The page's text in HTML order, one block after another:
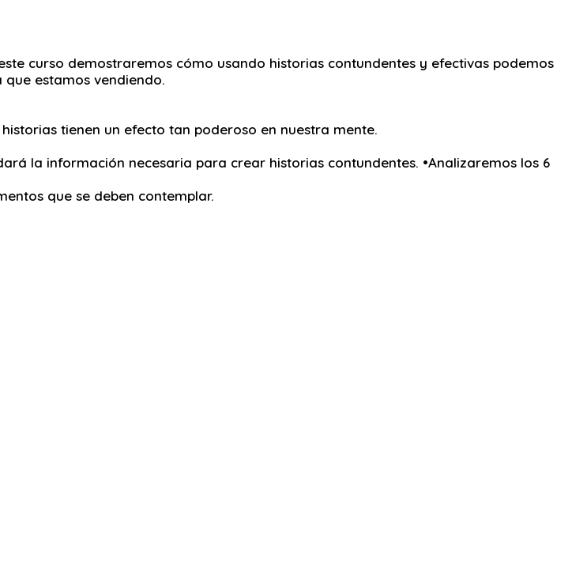
curso demostraremos cómo usando historias contundentes y efectivas podemos
estamos vendiendo.
tienen un efecto tan poderoso en nuestra mente.
la información necesaria para crear historias contundentes. •Analizaremos los 6
que se deben contemplar.